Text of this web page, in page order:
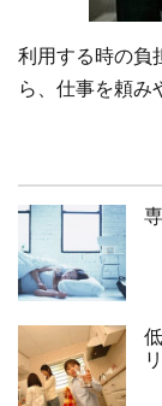
利用する時の負
ら、仕事を頼み